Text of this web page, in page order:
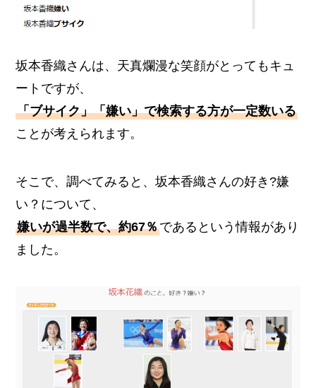
坂本香織さんは、天真爛漫な笑顔がとってもキュ
ートですが、
「ブサイク」「嫌い」で検索する方が一定数いる
ことが考えられます。
そこで、調べてみると、坂本香織さんの好き?嫌
い？について、
嫌いが過半数で、約67％であるという情報があり
ました。